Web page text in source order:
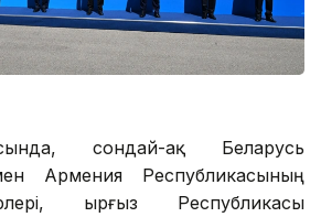
сондай-ақ Беларусь
Армения Республикасының
Қырғыз Республикасы